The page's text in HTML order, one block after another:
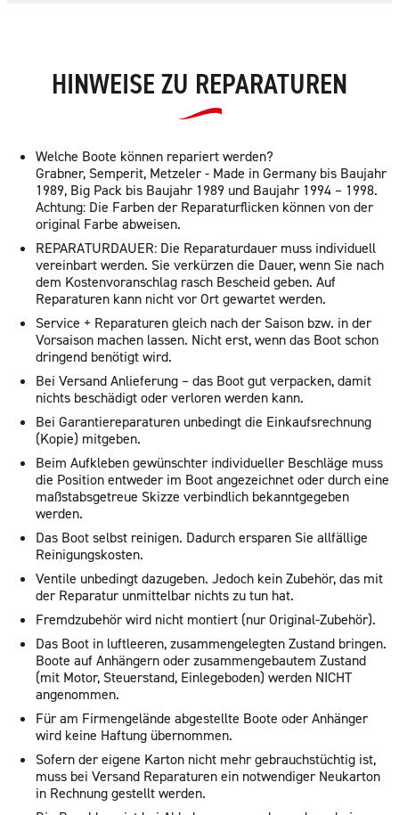
HINWEISE ZU REPARATUREN
Welche Boote können repariert werden?
Grabner, Semperit, Metzeler - Made in Germany bis Baujahr
1989, Big Pack bis Baujahr 1989 und Baujahr 1994 – 1998.
Achtung: Die Farben der Reparaturflicken können von der
original Farbe abweisen.
REPARATURDAUER: Die Reparaturdauer muss individuell
vereinbart werden. Sie verkürzen die Dauer, wenn Sie nach
dem Kostenvoranschlag rasch Bescheid geben. Auf
Reparaturen kann nicht vor Ort gewartet werden.
Service + Reparaturen gleich nach der Saison bzw. in der
Vorsaison machen lassen. Nicht erst, wenn das Boot schon
dringend benötigt wird.
Bei Versand Anlieferung – das Boot gut verpacken, damit
nichts beschädigt oder verloren werden kann.
Bei Garantiereparaturen unbedingt die Einkaufsrechnung
(Kopie) mitgeben.
Beim Aufkleben gewünschter individueller Beschläge muss
die Position entweder im Boot angezeichnet oder durch eine
maßstabsgetreue Skizze verbindlich bekanntgegeben
werden.
Das Boot selbst reinigen. Dadurch ersparen Sie allfällige
Reinigungskosten.
Ventile unbedingt dazugeben. Jedoch kein Zubehör, das mit
der Reparatur unmittelbar nichts zu tun hat.
Fremdzubehör wird nicht montiert (nur Original-Zubehör).
Das Boot in luftleeren, zusammengelegten Zustand bringen.
Boote auf Anhängern oder zusammengebautem Zustand
(mit Motor, Steuerstand, Einlegeboden) werden NICHT
angenommen.
Für am Firmengelände abgestellte Boote oder Anhänger
wird keine Haftung übernommen.
Sofern der eigene Karton nicht mehr gebrauchstüchtig ist,
muss bei Versand Reparaturen ein notwendiger Neukarton
in Rechnung gestellt werden.